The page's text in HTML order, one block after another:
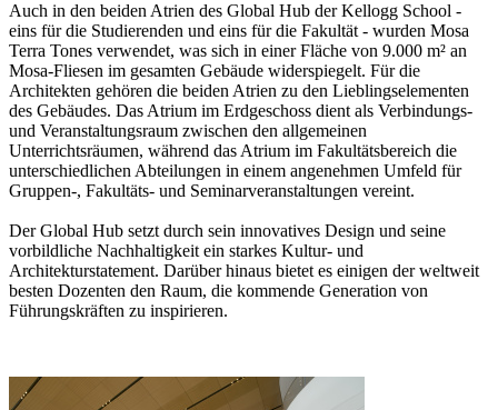
Auch in den beiden Atrien des Global Hub der Kellogg School -
eins für die Studierenden und eins für die Fakultät - wurden Mosa
Terra Tones verwendet, was sich in einer Fläche von 9.000 m² an
Mosa-Fliesen im gesamten Gebäude widerspiegelt. Für die
Architekten gehören die beiden Atrien zu den Lieblingselementen
des Gebäudes. Das Atrium im Erdgeschoss dient als Verbindungs-
und Veranstaltungsraum zwischen den allgemeinen
Unterrichtsräumen, während das Atrium im Fakultätsbereich die
unterschiedlichen Abteilungen in einem angenehmen Umfeld für
Gruppen-, Fakultäts- und Seminarveranstaltungen vereint.
Der Global Hub setzt durch sein innovatives Design und seine
vorbildliche Nachhaltigkeit ein starkes Kultur- und
Architekturstatement. Darüber hinaus bietet es einigen der weltweit
besten Dozenten den Raum, die kommende Generation von
Führungskräften zu inspirieren.